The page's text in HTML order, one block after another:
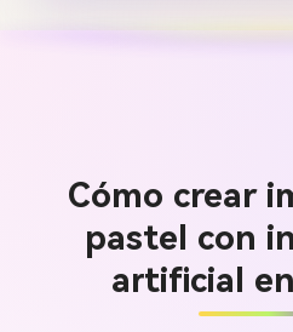
Cómo crear
pastel con
artificial